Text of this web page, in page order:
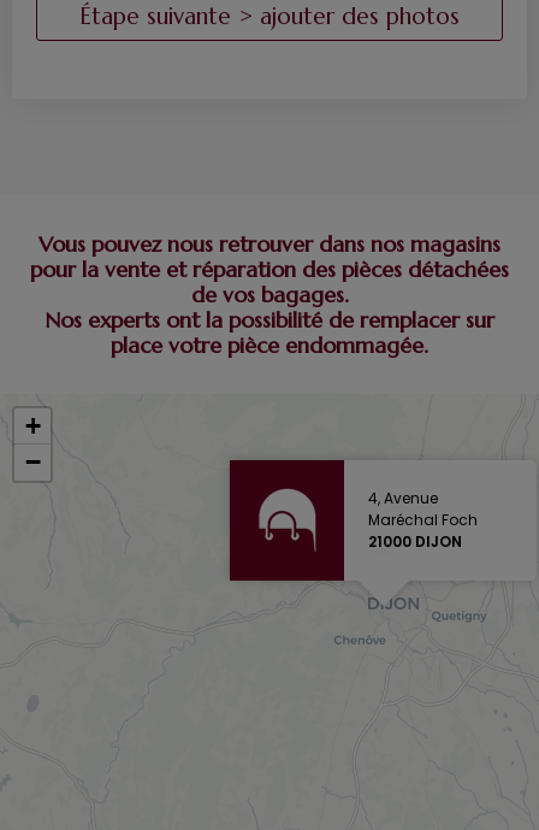
Vous pouvez nous retrouver dans nos magasins
pour la vente et réparation des pièces détachées
de vos bagages.
Nos experts ont la possibilité de remplacer sur
place votre pièce endommagée.
4, Avenue
Maréchal Foch
21000 DIJON
+
−